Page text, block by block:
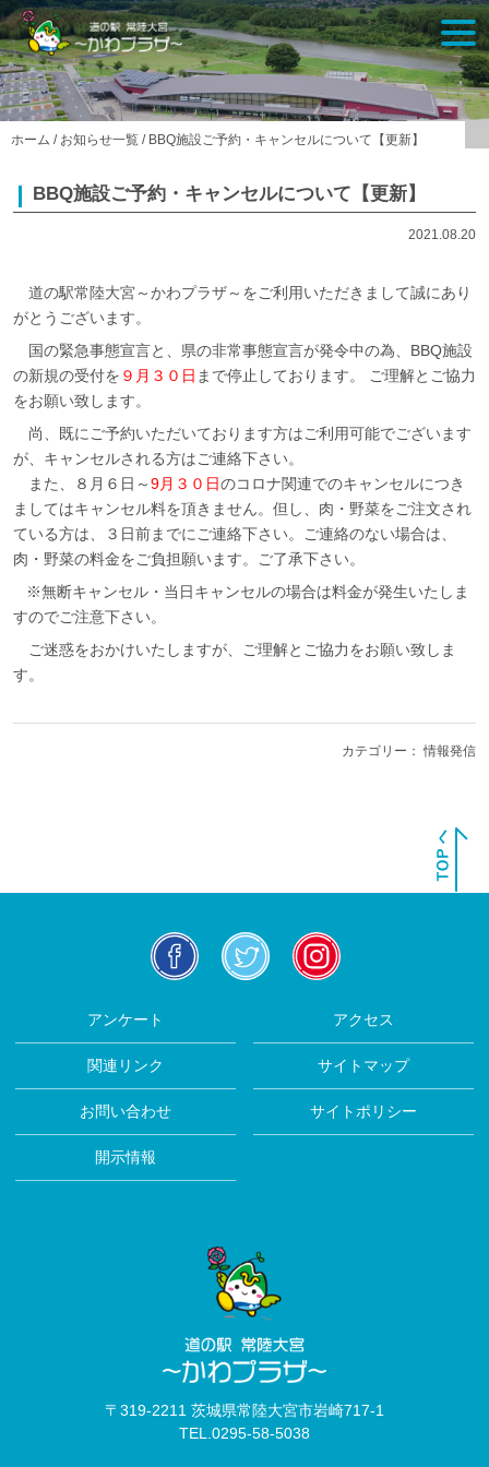
Skip
to
content
ホーム / お知らせ一覧 / BBQ施設ご予約・キャンセルについて【更新】
BBQ施設ご予約・キャンセルについて【更新】
2021.08.20
道の駅常陸大宮～かわプラザ～をご利用いただきまして誠にあり
がとうございます。
国の緊急事態宣言と、県の非常事態宣言が発令中の為、BBQ施設
の新規の受付を ９月３０日 まで停止しております。 ご理解とご協力
をお願い致します。
尚、既にご予約いただいております方はご利用可能でございます
が、キャンセルされる方はご連絡下さい。
また、８月６日～9月３０日のコロナ関連でのキャンセルにつき
ましてはキャンセル料を頂きません。但し、肉・野菜をご注文され
ている方は、３日前までにご連絡下さい。ご連絡のない場合は、
肉・野菜の料金をご負担願います。ご了承下さい。
※無断キャンセル・当日キャンセルの場合は料金が発生いたしま
すのでご注意下さい。
ご迷惑をおかけいたしますが、ご理解とご協力をお願い致しま
す。
カテゴリー： 情報発信
アンケート
アクセス
関連リンク サイトマップ
お問い合わせ サイトポリシー
開示情報
〒319-2211 茨城県常陸大宮市岩崎717-1
TEL. 0295-58-5038